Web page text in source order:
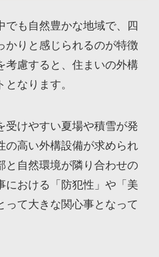
でも自然豊かな地域で、四
かりと感じられるのが特徴
考慮すると、住まいの外構
なります。
受けやすい夏場や積雪が発
の高い外構設備が求められ
と自然環境が隣り合わせの
における「防犯性」や「美
って大きな関心事となって